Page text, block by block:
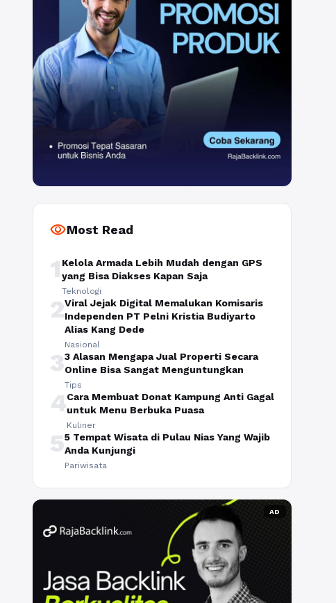
visibilityMost Read
1 Kelola Armada Lebih Mudah dengan GPS
yang Bisa Diakses Kapan Saja
Teknologi
2Viral Jejak Digital Memalukan Komisaris
Independen PT Pelni Kristia Budiyarto
Alias Kang Dede
Nasional
33 Alasan Mengapa Jual Properti Secara
Online Bisa Sangat Menguntungkan
Tips
4Cara Membuat Donat Kampung Anti Gagal
untuk Menu Berbuka Puasa
Kuliner
55 Tempat Wisata di Pulau Nias Yang Wajib
Anda Kunjungi
Pariwisata
AD